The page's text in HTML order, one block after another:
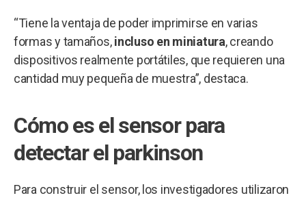
“Tiene la ventaja de poder imprimirse en varias
formas y tamaños,incluso en miniatura, creando
dispositivos realmente portátiles, que requieren una
cantidad muy pequeña de muestra”, destaca.
Cómo es el sensor para
detectar el parkinson
Para construir el sensor, los investigadores utilizaron